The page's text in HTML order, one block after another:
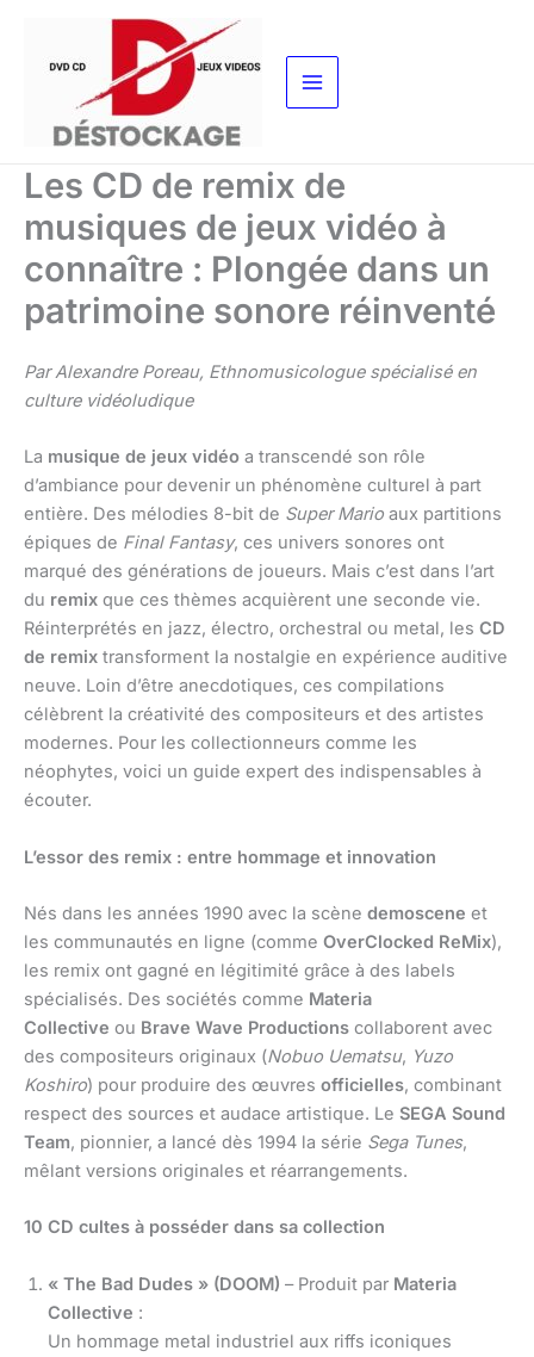
contenu
Les CD de remix de
musiques de jeux vidéo à
connaître : Plongée dans un
patrimoine sonore réinventé
Par Alexandre Poreau, Ethnomusicologue spécialisé en
culture vidéoludique
La musique de jeux vidéo a transcendé son rôle
d’ambiance pour devenir un phénomène culturel à part
entière. Des mélodies 8-bit de Super Mario aux partitions
épiques de Final Fantasy, ces univers sonores ont
marqué des générations de joueurs. Mais c’est dans l’art
du remix que ces thèmes acquièrent une seconde vie.
Réinterprétés en jazz, électro, orchestral ou metal, les CD
de remix transforment la nostalgie en expérience auditive
neuve. Loin d’être anecdotiques, ces compilations
célèbrent la créativité des compositeurs et des artistes
modernes. Pour les collectionneurs comme les
néophytes, voici un guide expert des indispensables à
écouter.
L’essor des remix : entre hommage et innovation
Nés dans les années 1990 avec la scène demoscene et
les communautés en ligne (comme OverClocked ReMix),
les remix ont gagné en légitimité grâce à des labels
spécialisés. Des sociétés comme Materia
Collective ou Brave Wave Productions collaborent avec
des compositeurs originaux (Nobuo Uematsu, Yuzo
Koshiro) pour produire des œuvres officielles, combinant
respect des sources et audace artistique. Le SEGA Sound
Team, pionnier, a lancé dès 1994 la série Sega Tunes,
mêlant versions originales et réarrangements.
10 CD cultes à posséder dans sa collection
« The Bad Dudes » (DOOM) – Produit par Materia
Collective :
Un hommage metal industriel aux riffs iconiques